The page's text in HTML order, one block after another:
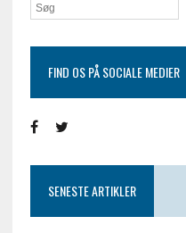
FIND OS PÅ SOCIALE MEDIER
SENESTE ARTIKLER